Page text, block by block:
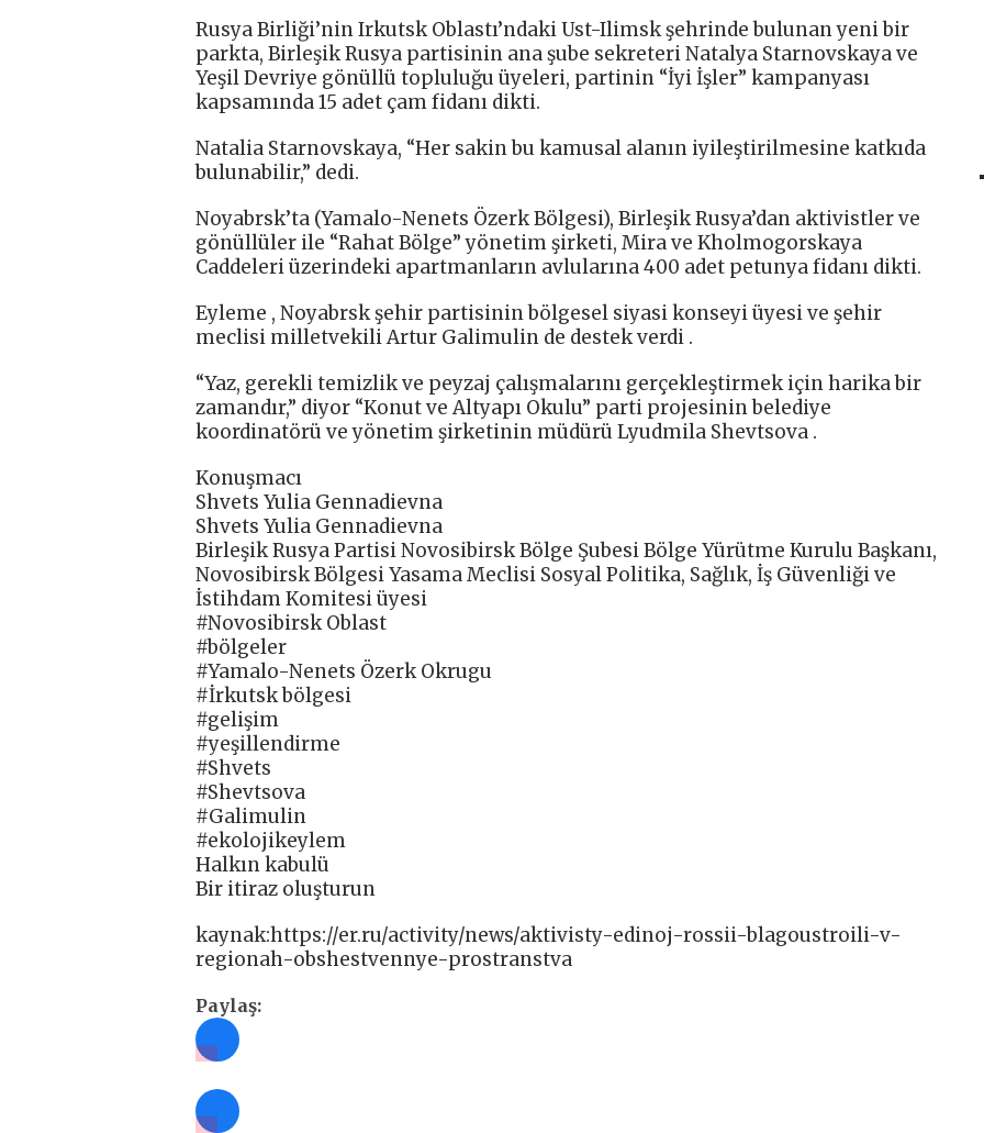
Rusya Birliği’nin Irkutsk Oblastı’ndaki Ust-Ilimsk şehrinde bulunan yeni bir
parkta, Birleşik Rusya partisinin ana şube sekreteri Natalya Starnovskaya ve
Yeşil Devriye gönüllü topluluğu üyeleri, partinin “İyi İşler” kampanyası
kapsamında 15 adet çam fidanı dikti.
Natalia Starnovskaya, “Her sakin bu kamusal alanın iyileştirilmesine katkıda
bulunabilir,” dedi.
Noyabrsk’ta (Yamalo-Nenets Özerk Bölgesi), Birleşik Rusya’dan aktivistler ve
gönüllüler ile “Rahat Bölge” yönetim şirketi, Mira ve Kholmogorskaya
Caddeleri üzerindeki apartmanların avlularına 400 adet petunya fidanı dikti.
Eyleme , Noyabrsk şehir partisinin bölgesel siyasi konseyi üyesi ve şehir
meclisi milletvekili Artur Galimulin de destek verdi .
“Yaz, gerekli temizlik ve peyzaj çalışmalarını gerçekleştirmek için harika bir
zamandır,” diyor “Konut ve Altyapı Okulu” parti projesinin belediye
koordinatörü ve yönetim şirketinin müdürü Lyudmila Shevtsova .
Konuşmacı
Shvets Yulia Gennadievna
Shvets Yulia Gennadievna
Birleşik Rusya Partisi Novosibirsk Bölge Şubesi Bölge Yürütme Kurulu Başkanı,
Novosibirsk Bölgesi Yasama Meclisi Sosyal Politika, Sağlık, İş Güvenliği ve
İstihdam Komitesi üyesi
#Novosibirsk Oblast
#bölgeler
#Yamalo-Nenets Özerk Okrugu
#İrkutsk bölgesi
#gelişim
#yeşillendirme
#Shvets
#Shevtsova
#Galimulin
#ekolojikeylem
Halkın kabulü
Bir itiraz oluşturun
kaynak:https://er.ru/activity/news/aktivisty-edinoj-rossii-blagoustroili-v-
regionah-obshestvennye-prostranstva
Paylaş: